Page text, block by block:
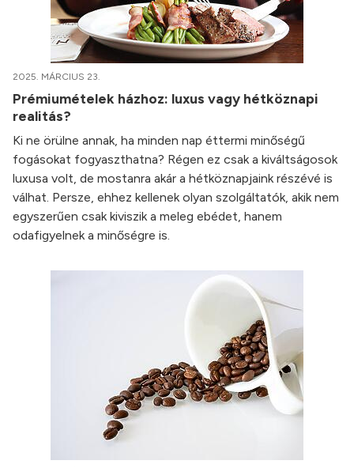
2025. MÁRCIUS 23.
Prémiumételek házhoz: luxus vagy hétköznapi
realitás?
Ki ne örülne annak, ha minden nap éttermi minőségű
fogásokat fogyaszthatna? Régen ez csak a kiváltságosok
luxusa volt, de mostanra akár a hétköznapjaink részévé is
válhat. Persze, ehhez kellenek olyan szolgáltatók, akik nem
egyszerűen csak kiviszik a meleg ebédet, hanem
odafigyelnek a minőségre is.